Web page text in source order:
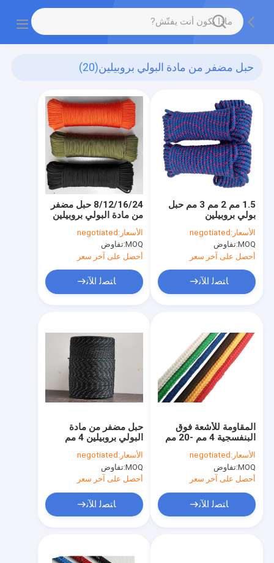
حبل مضفر من مادة البولي بروبيلين(20)
8/12/16/24 حبل مضفر
من مادة البولي بروبيلين
الأسعار: negotiated
MOQ: تفاوض
أحصل على آخر سعر
ﺎﺘﺼﻟ ﺍﻶﻧ
1.5 مم 2 مم 3 مم حبل
بولي بروبيلين
الأسعار: negotiated
MOQ: تفاوض
أحصل على آخر سعر
ﺎﺘﺼﻟ ﺍﻶﻧ
حبل مضفر من مادة
البولي بروبيلين 4 مم
الأسعار: negotiated
MOQ: تفاوض
أحصل على آخر سعر
ﺎﺘﺼﻟ ﺍﻶﻧ
المقاومة للأشعة فوق
البنفسجية 4 مم -20 مم
البوليستر مضفر حبل
البولي بروبلين للمرساة
الأسعار: negotiated
MOQ: تفاوض
أحصل على آخر سعر
ﺎﺘﺼﻟ ﺍﻶﻧ